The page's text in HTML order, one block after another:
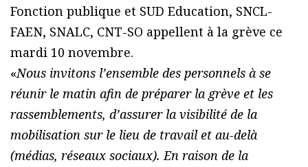
Fonction publique et SUD Education, SNCL-
FAEN, SNALC, CNT-SO appellent à la grève ce
mardi 10 novembre.
«Nous invitons l’ensemble des personnels à se
réunir le matin afin de préparer la grève et les
rassemblements, d’assurer la visibilité de la
mobilisation sur le lieu de travail et au-delà
(médias, réseaux sociaux). En raison de la